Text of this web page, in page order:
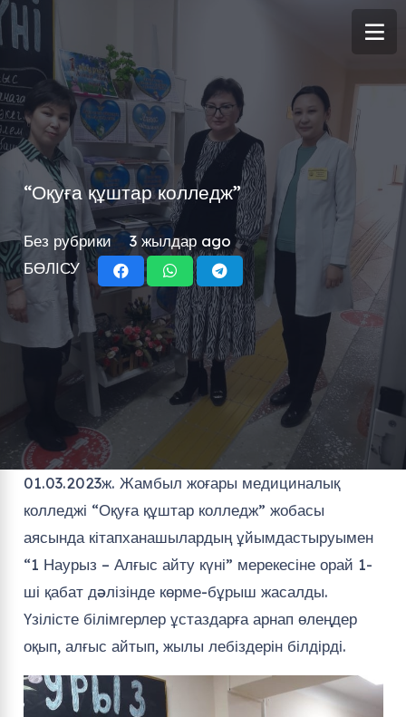
“Оқуға құштар колледж”
Без рубрики
3 жылдар ago
БӨЛІСУ
01.03.2023ж. Жамбыл жоғары медициналық
колледжі “Оқуға құштар колледж” жобасы
аясында кітапханашылардың ұйымдастыруымен
“1 Наурыз – Алғыс айту күні” мерекесіне орай 1-
ші қабат дəлізінде көрме-бұрыш жасалды.
Үзілісте білімгерлер ұстаздарға арнап өлеңдер
оқып, алғыс айтып, жылы лебіздерін білдірді.